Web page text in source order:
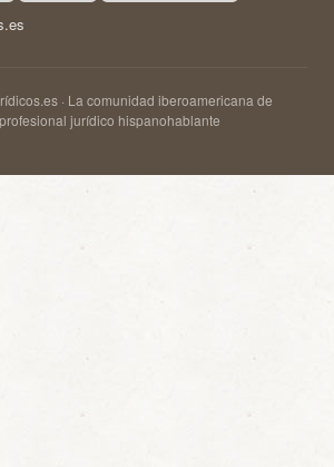
· La comunidad iberoamericana de
jurídico hispanohablante